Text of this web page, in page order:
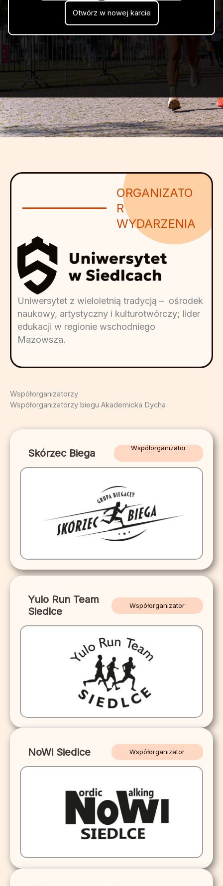
Otwórz w nowej karcie
ORGANIZATO
R
WYDARZENIA
Uniwersytet z wieloletnią tradycją – ośrodek
naukowy, artystyczny i kulturotwórczy; lider
edukacji w regionie wschodniego
Mazowsza.
Współorganizatorzy
Współorganizatorzy biegu Akademicka Dycha
Skórzec Biega Współorganizator
Yulo Run Team
Siedlce
Współorganizator
NoWi Siedlce Współorganizator